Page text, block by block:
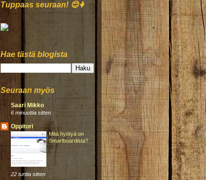
Tuppaas seuraan! 😊🠟
Hae tästä blogista
Seuraan myös
Saari Mikko
6 minuuttia sitten
Oppitori
Mitä hyötyä on
Smartboardista?
22 tuntia sitten